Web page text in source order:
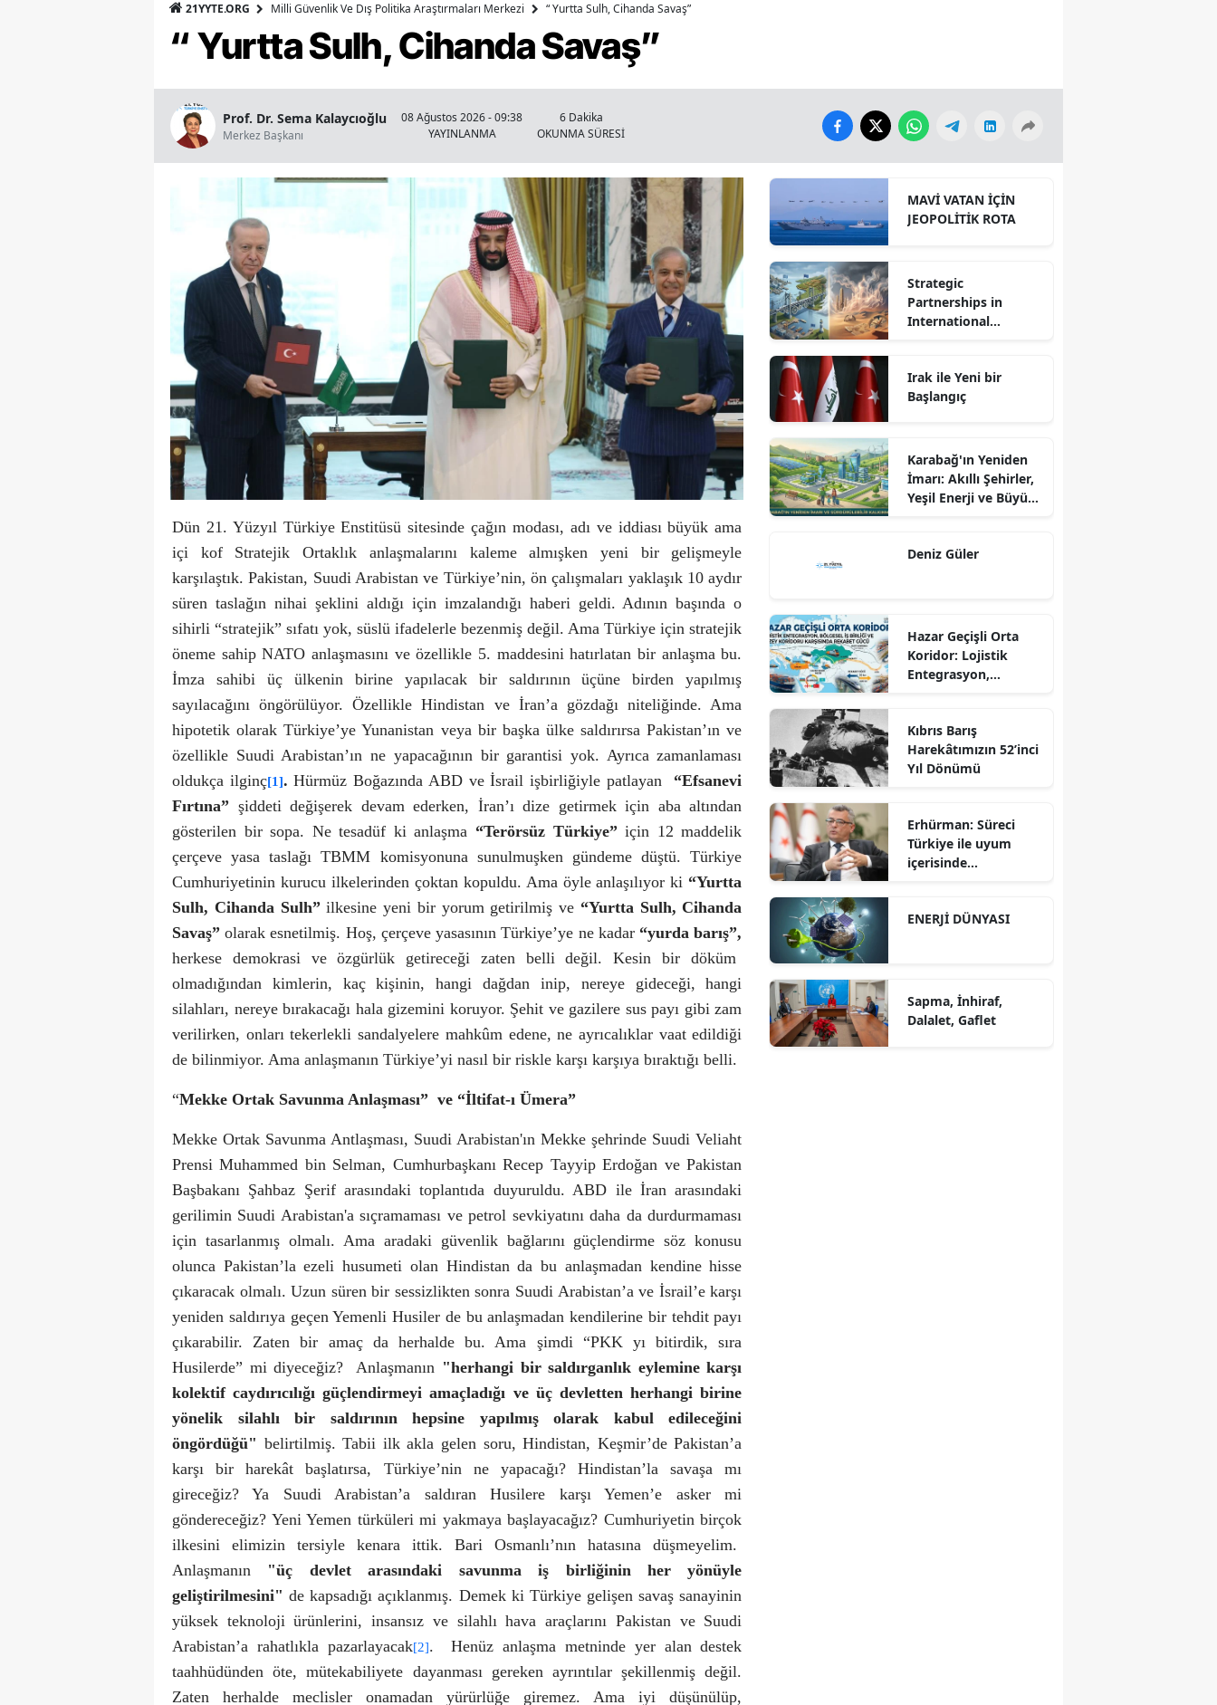
21YYTE.ORG Milli Güvenlik Ve Dış Politika Araştırmaları Merkezi “ Yurtta Sulh, Cihanda Savaş”
“ Yurtta Sulh, Cihanda Savaş”
Prof. Dr. Sema Kalaycıoğlu
Merkez Başkanı
08 Ağustos 2026 - 09:38
YAYINLANMA
6 Dakika
OKUNMA SÜRESİ
Dün 21. Yüzyıl Türkiye Enstitüsü sitesinde çağın modası, adı ve iddiası büyük ama
içi kof Stratejik Ortaklık anlaşmalarını kaleme almışken yeni bir gelişmeyle
karşılaştık. Pakistan, Suudi Arabistan ve Türkiye’nin, ön çalışmaları yaklaşık 10 aydır
süren taslağın nihai şeklini aldığı için imzalandığı haberi geldi. Adının başında o
sihirli “stratejik” sıfatı yok, süslü ifadelerle bezenmiş değil. Ama Türkiye için stratejik
öneme sahip NATO anlaşmasını ve özellikle 5. maddesini hatırlatan bir anlaşma bu.
İmza sahibi üç ülkenin birine yapılacak bir saldırının üçüne birden yapılmış
sayılacağını öngörülüyor. Özellikle Hindistan ve İran’a gözdağı niteliğinde. Ama
hipotetik olarak Türkiye’ye Yunanistan veya bir başka ülke saldırırsa Pakistan’ın ve
özellikle Suudi Arabistan’ın ne yapacağının bir garantisi yok. Ayrıca zamanlaması
oldukça ilginç[1]. Hürmüz Boğazında ABD ve İsrail işbirliğiyle patlayan
“Efsanevi
Fırtına” şiddeti değişerek devam ederken, İran’ı dize getirmek için aba altından
gösterilen bir sopa. Ne tesadüf ki anlaşma “Terörsüz Türkiye”için 12 maddelik
çerçeve yasa taslağı TBMM komisyonuna sunulmuşken gündeme düştü. Türkiye
Cumhuriyetinin kurucu ilkelerinden çoktan kopuldu. Ama öyle anlaşılıyor ki “Yurtta
Sulh, Cihanda Sulh”ilkesine yeni bir yorum getirilmiş ve “Yurtta Sulh, Cihanda
Savaş” olarak esnetilmiş. Hoş, çerçeve yasasının Türkiye’ye ne kadar “yurda barış”,
herkese demokrasi ve özgürlük getireceği zaten belli değil. Kesin bir döküm
olmadığından kimlerin, kaç kişinin, hangi
dağdan inip, nereye gideceği, hangi
silahları, nereye bırakacağı hala gizemini koruyor. Şehit ve gazilere sus payı gibi zam
verilirken, onları tekerlekli sandalyelere mahkûm edene, ne ayrıcalıklar vaat edildiği
de bilinmiyor. Ama anlaşmanın Türkiye’yi nasıl bir riskle karşı karşıya bıraktığı belli.
“Mekke Ortak Savunma Anlaşması” ve “İltifat-ı Ümera”
Mekke Ortak Savunma Antlaşması, Suudi Arabistan'ın Mekke şehrinde Suudi Veliaht
Prensi Muhammed bin Selman, Cumhurbaşkanı Recep Tayyip Erdoğan ve Pakistan
Başbakanı Şahbaz Şerif arasındaki toplantıda duyuruldu. ABD ile İran arasındaki
gerilimin Suudi Arabistan'a sıçramaması ve petrol sevkiyatını daha da durdurmaması
için tasarlanmış olmalı. Ama aradaki güvenlik bağlarını güçlendirme söz konusu
olunca Pakistan’la ezeli husumeti olan Hindistan da bu anlaşmadan kendine hisse
çıkaracak olmalı. Uzun süren bir sessizlikten sonra Suudi Arabistan’a ve İsrail’e karşı
yeniden saldırıya geçen Yemenli Husiler de bu anlaşmadan kendilerine bir tehdit payı
çıkarabilir. Zaten bir amaç da herhalde bu. Ama şimdi “PKK yı bitirdik, sıra
Husilerde” mi diyeceğiz?
Anlaşmanın "herhangi bir saldırganlık eylemine karşı
kolektif caydırıcılığı güçlendirmeyi amaçladığı ve üç devletten herhangi birine
yönelik silahlı bir saldırının hepsine yapılmış olarak kabul edileceğini
öngördüğü" belirtilmiş. Tabii ilk akla gelen soru, Hindistan, Keşmir’de Pakistan’a
karşı bir harekât başlatırsa, Türkiye’nin ne yapacağı? Hindistan’la savaşa mı
gireceğiz? Ya Suudi Arabistan’a saldıran Husilere karşı Yemen’e asker mi
göndereceğiz? Yeni Yemen türküleri mi yakmaya başlayacağız? Cumhuriyetin birçok
ilkesini elimizin tersiyle kenara ittik. Bari Osmanlı’nın hatasına düşmeyelim.
Anlaşmanın "üç devlet arasındaki savunma iş birliğinin her yönüyle
geliştirilmesini" de kapsadığı açıklanmış. Demek ki Türkiye gelişen savaş sanayinin
yüksek teknoloji ürünlerini, insansız ve silahlı hava araçlarını Pakistan ve Suudi
Arabistan’a rahatlıkla pazarlayacak[2].
Henüz anlaşma metninde yer alan destek
taahhüdünden öte, mütekabiliyete dayanması gereken ayrıntılar şekillenmiş değil.
Zaten herhalde meclisler onamadan yürürlüğe giremez. Ama iyi düşünülüp,
MAVİ VATAN İÇİN
JEOPOLİTİK ROTA
Strategic
Partnerships in
International
Irak ile Yeni bir
Başlangıç
Karabağ'ın Yeniden
İmarı: Akıllı Şehirler,
Yeşil Enerji ve Büyük
Sürdürülebilir
Deniz Güler
Hazar Geçişli Orta
Koridor: Lojistik
Entegrasyon,
Karşısında Rekabet
Gücü
Kıbrıs Barış
Harekâtımızın 52’inci
Yıl Dönümü
Erhürman: Süreci
Türkiye ile uyum
içerisinde
ENERJİ DÜNYASI
Sapma, İnhiraf,
Dalalet, Gaflet